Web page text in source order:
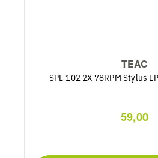
TEAC
SPL-102 2X 78RPM Stylus
59,00